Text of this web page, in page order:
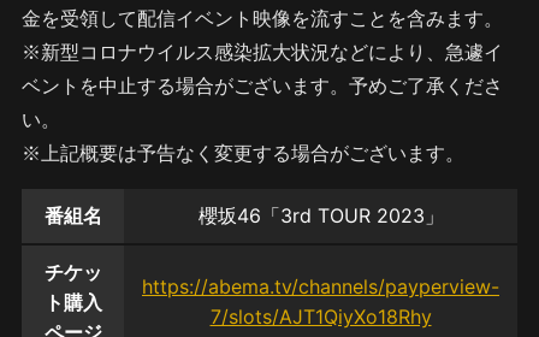
金を受領して配信イベント映像を流すことを含みます。
※新型コロナウイルス感染拡大状況などにより、急遽イ
ベントを中止する場合がございます。予めご了承くださ
い。
※上記概要は予告なく変更する場合がございます。